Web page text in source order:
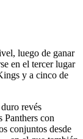
luego de ganar
en el tercer lugar
y a cinco de
revés
Panthers con
conjuntos desde